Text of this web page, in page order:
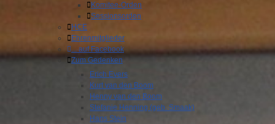
Komitee-Orden
Sessionsorden
HCE
Ehrenmitglieder
... auf Facebook
Zum Gedenken
Erich Evers
Kurt van den Boom
Henny van den Boom
Stefanie Henning (geb. Smaak)
Hans Stein